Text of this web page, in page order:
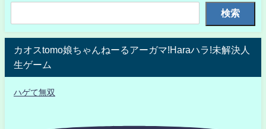
検索
カオスtomo娘ちゃんねーるアーガマ!Haraハラ!未解決人
生ゲーム
ハゲて無双